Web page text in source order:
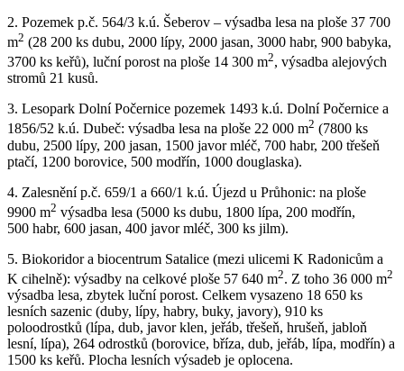
2. Pozemek p.č. 564/3 k.ú. Šeberov – výsadba lesa na ploše 37 700
m2 (28 200 ks dubu, 2000 lípy, 2000 jasan, 3000 habr, 900 babyka,
3700 ks keřů), luční porost na ploše 14 300 m2, výsadba alejových
stromů 21 kusů.
3. Lesopark Dolní Počernice pozemek 1493 k.ú. Dolní Počernice a
1856/52 k.ú. Dubeč: výsadba lesa na ploše 22 000 m2 (7800 ks
dubu, 2500 lípy, 200 jasan, 1500 javor mléč, 700 habr, 200 třešeň
ptačí, 1200 borovice, 500 modřín, 1000 douglaska).
4. Zalesnění p.č. 659/1 a 660/1 k.ú. Újezd u Průhonic: na ploše
9900 m2 výsadba lesa (5000 ks dubu, 1800 lípa, 200 modřín,
500 habr, 600 jasan, 400 javor mléč, 300 ks jilm).
5. Biokoridor a biocentrum Satalice (mezi ulicemi K Radonicům a
K cihelně): výsadby na celkové ploše 57 640 m2. Z toho 36 000 m2
výsadba lesa, zbytek luční porost. Celkem vysazeno 18 650 ks
lesních sazenic (duby, lípy, habry, buky, javory), 910 ks
poloodrostků (lípa, dub, javor klen, jeřáb, třešeň, hrušeň, jabloň
lesní, lípa), 264 odrostků (borovice, bříza, dub, jeřáb, lípa, modřín) a
1500 ks keřů. Plocha lesních výsadeb je oplocena.